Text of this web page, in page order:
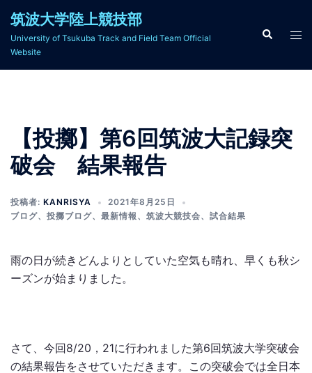
プ
筑波大学陸上競技部
University of Tsukuba Track and Field Team Official
Website
検
索
ト
ル
ー
【投擲】第6回筑波大記録突
破会 結果報告
投稿者: KANRISYA
2021年8月25日
ブログ、 投擲ブログ、 最新情報 、 筑波大競技会、 試合結果
雨の日が続きどんよりとしていた空気も晴れ、早くも秋シ
ーズンが始まりました。
さて、今回8/20，21に行われました第6回筑波大学突破会
の結果報告をさせていただきます。この突破会では全日本